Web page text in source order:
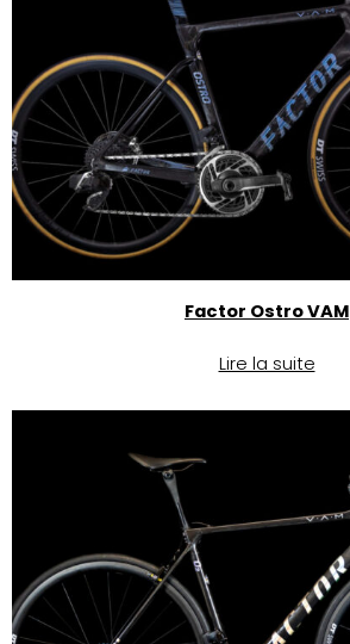
Factor Ostro VAM
Lire la suite